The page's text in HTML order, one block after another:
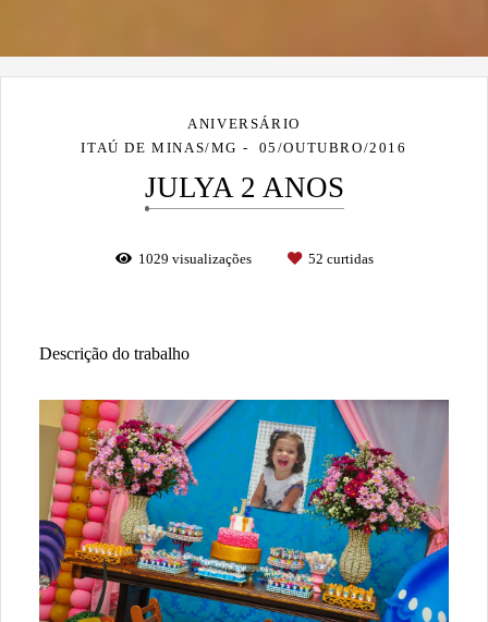
ANIVERSÁRIO
ITAÚ DE MINAS/MG
05/OUTUBRO/2016
JULYA 2 ANOS
1029 visualizações 52 curtidas
Descrição do trabalho